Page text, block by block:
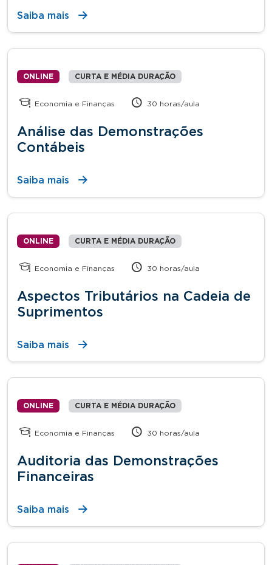
Saiba mais
ONLINE CURTA E MÉDIA DURAÇÃO
Economia e Finanças 30 horas/aula
Análise das Demonstrações
Contábeis
Saiba mais
ONLINE CURTA E MÉDIA DURAÇÃO
Economia e Finanças 30 horas/aula
Aspectos Tributários na Cadeia de
Suprimentos
Saiba mais
ONLINE CURTA E MÉDIA DURAÇÃO
Economia e Finanças 30 horas/aula
Auditoria das Demonstrações
Financeiras
Saiba mais